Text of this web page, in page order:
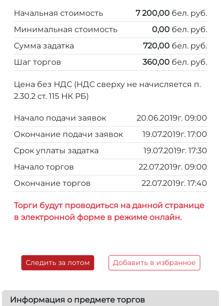
Начальная стоимость 7 200,00 бел. руб.
Минимальная стоимость
0,00 бел. руб.
Сумма задатка
720,00 бел. руб.
Шаг торгов
360,00 бел. руб.
Цена без НДС (НДС сверху не начисляется п.
2.30.2 ст. 115 НК РБ)
Начало подачи заявок
20.06.2019г. 09:00
Окончание подачи заявок
19.07.2019г. 17:00
Срок уплаты задатка
19.07.2019г. 17:30
Начало торгов
22.07.2019г. 09:00
Окончание торгов
22.07.2019г. 17:40
Торги будут проводиться на данной странице
в электронной форме в режиме онлайн.
Следить за лотом Добавить в избранное
Информация о предмете торгов